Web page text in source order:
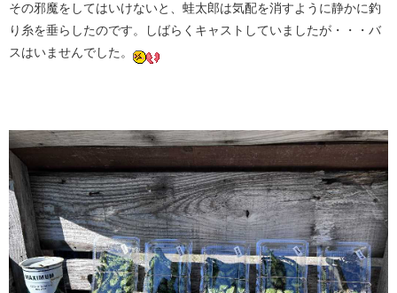
その邪魔をしてはいけないと、蛙太郎は気配を消すように静かに釣
り糸を垂らしたのです。しばらくキャストしていましたが・・・バ
スはいませんでした。